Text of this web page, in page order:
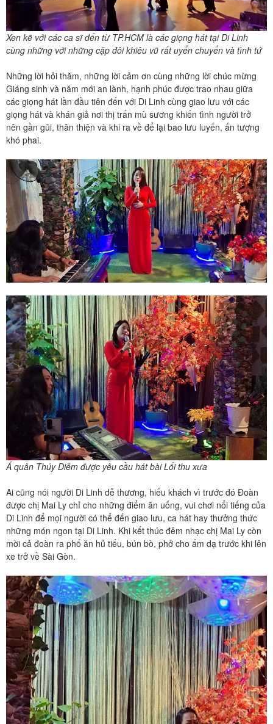
Xen kẽ với các ca sĩ đến từ TP.HCM là các giọng hát tại Di Linh
cùng những với những cặp đôi khiêu vũ rất uyển chuyển và tình tứ
Những lời hỏi thăm, những lời cảm ơn cùng những lời chúc mừng
Giáng sinh và năm mới an lành, hạnh phúc được trao nhau giữa
các giọng hát lần đầu tiên đến với Di Linh cùng giao lưu với các
giọng hát và khán giả nơi thị trấn mù sương khiến tình người trở
nên gần gũi, thân thiện và khi ra về để lại bao lưu luyến, ấn tượng
khó phai.
Á quân Thúy Diễm được yêu cầu hát bài Lối thu xưa
Ai cũng nói người Di Linh dễ thương, hiếu khách vì trước đó Đoàn
được chị Mai Ly chỉ cho những điểm ăn uống, vui chơi nổi tiếng của
Di Linh để mọi người có thể đến giao lưu, ca hát hay thưởng thức
những món ngon tại Di Linh. Khi kết thúc đêm nhạc chị Mai Ly còn
mời cả đoàn ra phố ăn hủ tiếu, bún bò, phở cho ấm dạ trước khi lên
xe trở về Sài Gòn.